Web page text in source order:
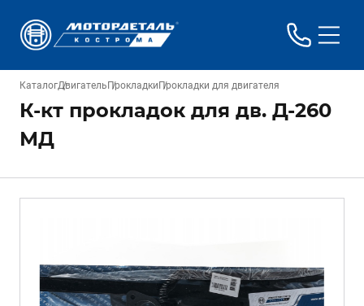
КаталогДвигатель Прокладки Прокладки для двигателя
К-кт прокладок для дв. Д-260
МД